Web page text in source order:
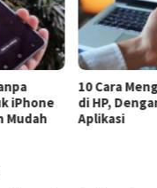
10 Cara
di HP, Dengan
Aplikasi